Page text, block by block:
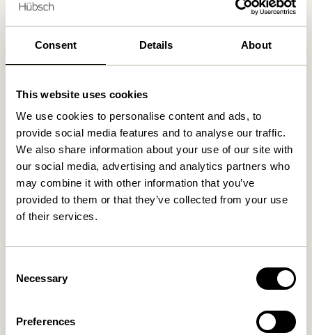
Consent Details About
This website uses cookies
We use cookies to personalise content and ads, to
provide social media features and to analyse our traffic.
We also share information about your use of our site with
our social media, advertising and analytics partners who
may combine it with other information that you’ve
provided to them or that they’ve collected from your use
of their services.
Selection
Necessary
Preferences
30 Tage Rückgaberecht
Ähnliche Produkte
NEU
Messingfarben